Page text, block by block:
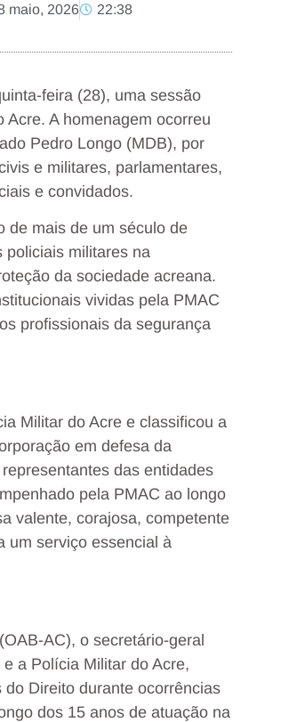
maio, 2026 22:38
feira (28), uma sessão
A homenagem ocorreu
Pedro Longo (MDB), por
e militares, parlamentares,
e convidados.
de mais de um século de
policiais militares na
da sociedade acreana.
vividas pela PMAC
profissionais da segurança
Militar do Acre e classificou a
em defesa da
das entidades
pela PMAC ao longo
valente, corajosa, competente
um serviço essencial à
AC), o secretário-geral
a Polícia Militar do Acre,
Direito durante ocorrências
dos 15 anos de atuação na